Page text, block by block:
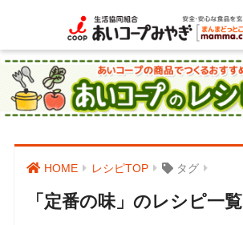
HOME レシピTOP タグ
「定番の味」のレシピ一覧